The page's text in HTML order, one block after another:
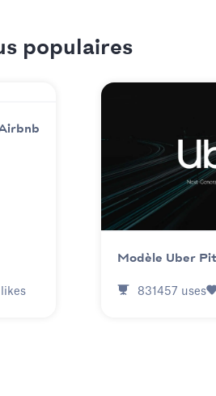
populaires
likes
Modèle Uber
831457 uses